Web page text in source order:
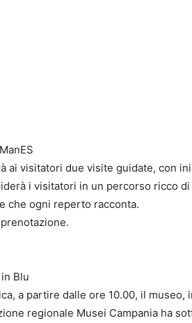
ai visitatori due visite guidate, con
i visitatori in un percorso ricco
che ogni reperto racconta.
Blu
a partire dalle ore 10.00, il
regionale Musei Campania ha